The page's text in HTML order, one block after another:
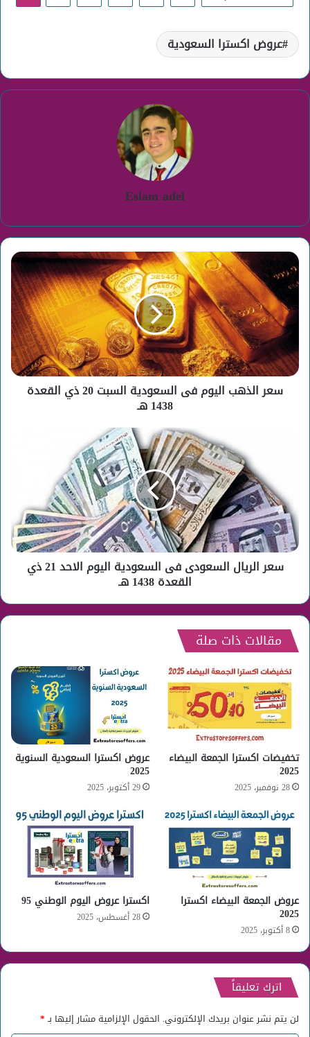
عروض اكسترا السعودية
Eslam adel
سعر
الذهب
اليوم
فى
السعودية
السبت
20
ذي
القعدة
1438
سعر الذهب اليوم فى السعودية السبت 20 ذي القعدة
1438 هـ
السعودية
اليوم
الاحد
21
ذي
القعدة
سعر الريال السعودى فى السعودية اليوم الاحد 21 ذي
القعدة 1438 هـ
مقالات ذات صلة
تخفيضات اكسترا الجمعة البيضاء
2025
28 نوفمبر، 2025
عروض اكسترا السعودية السنوية
2025
29 أكتوبر، 2025
عروض الجمعة البيضاء اكسترا
2025
8 أكتوبر، 2025
اكسترا عروض اليوم الوطني 95
28 أغسطس، 2025
اترك تعليقاً
لن يتم نشر عنوان بريدك الإلكتروني. الحقول الإلزامية مشار إليها بـ*